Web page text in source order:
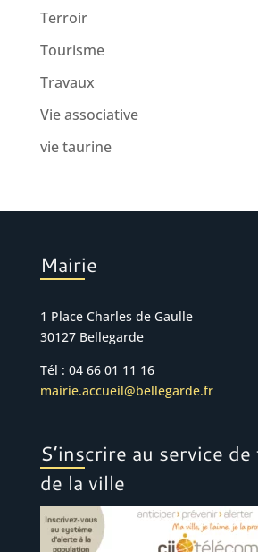
Terroir
Tourisme
Travaux
Vie associative
vie taurine
Mairie
1 Place Charles de Gaulle
30127 Bellegarde
Tél : 04 66 01 11 16
mairie.accueil@bellegarde.fr
S’inscrire au service
de la ville